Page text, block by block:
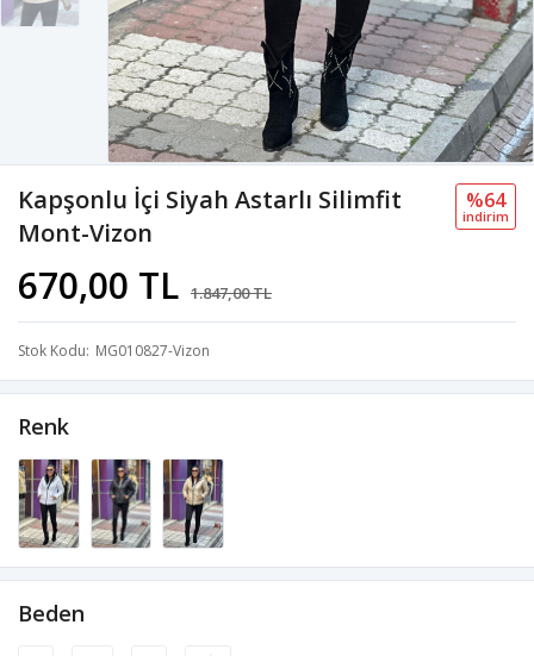
Kapşonlu İçi Siyah Astarlı Silimfit
Mont-Vizon
670,00 TL 1.847,00 TL
%64
i̇ndi̇ri̇m
Stok Kodu MG010827-Vizon
Renk
Beden